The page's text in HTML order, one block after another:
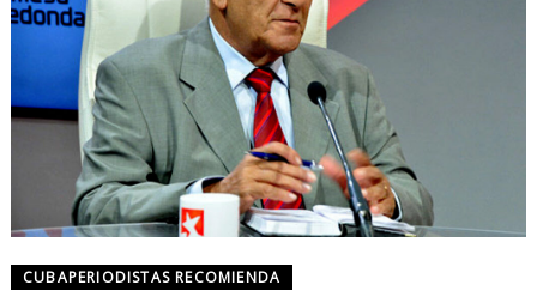
CUBAPERIODISTAS RECOMIENDA